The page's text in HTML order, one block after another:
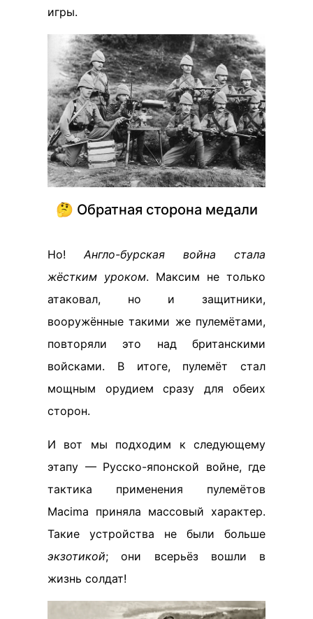
игры.
🤔 Обратная сторона медали
Но!Англо-бурская война стала
жёстким уроком. Максим не только
атаковал, но и защитники,
вооружённые такими же пулемётами,
повторяли это над британскими
войсками. В итоге, пулемёт стал
мощным орудием сразу для обеих
сторон.
И вот мы подходим к следующему
этапу — Русско-японской войне, где
тактика применения пулемётов
Macima приняла массовый характер.
Такие устройства не были больше
экзотикой; они всерьёз вошли в
жизнь солдат!